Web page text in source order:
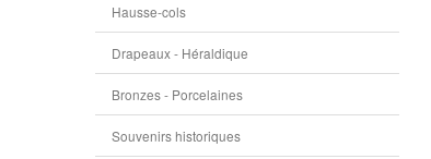
Hausse-cols
Drapeaux - Héraldique
Bronzes - Porcelaines
Souvenirs historiques